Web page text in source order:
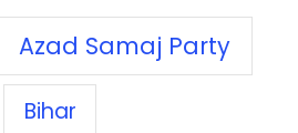
Azad Samaj Party
Bihar